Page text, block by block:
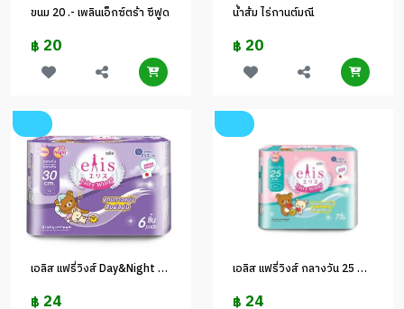
ขนม 20 .- เพลินเอ็กซ์ตร้า ซีฟูด
฿ 20
น้ำส้ม ไร่กานต์มณี
฿ 20
เอลิส แฟรี่วิงส์ Day&Night 30 ซม. 6 ชิ้น
฿ 24
เอลิส แฟรี่วิงส์ กลางวัน 25 ซม. 7 ชิ้น
฿ 24